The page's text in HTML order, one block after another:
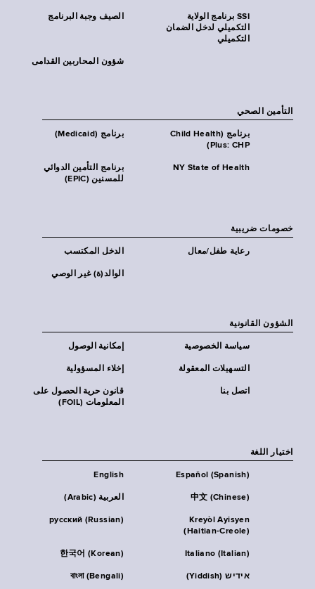
الصيف وجبة البرنامج
SSI برنامج الولاية
التكميلي لدخل الضمان
التكميلي
شؤون المحاربين القدامى
التأمين الصحي
برنامج (Medicaid)
برنامج (Child Health
Plus: CHP)
برنامج التأمين الدوائي
للمسنين (EPIC)
NY State of Health
خصومات ضريبية
الدخل المكتسب رعاية طفل/معال
الوالد(ة) غير الوصي
الشؤون القانونية
إمكانية الوصول سياسة الخصوصية
إخلاء المسؤولية التسهيلات المعقولة
قانون حرية الحصول على
المعلومات (FOIL)
اتصل بنا
اختيار اللغة
English Español (Spanish)
العربية (Arabic) 中文 (Chinese)
русский (Russian)
Kreyòl Ayisyen
(Haitian-Creole)
한국어 (Korean) Italiano (Italian)
বাংলা (Bengali) אידיש (Yiddish)